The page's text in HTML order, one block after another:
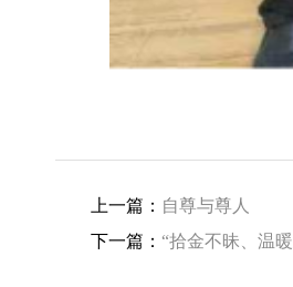
上一篇： 自尊与尊人
下一篇： “拾金不昧、温